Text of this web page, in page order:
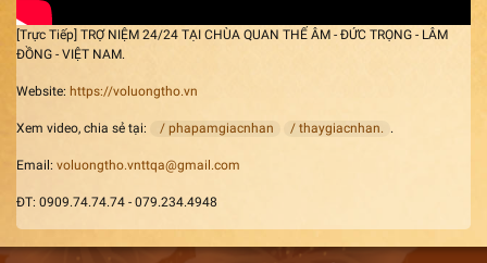
[Trực Tiếp] TRỢ NIỆM 24/24 TẠI CHÙA QUAN THẾ ÂM - ĐỨC TRỌNG - LÂM
ĐỒNG - VIỆT NAM.
Website: https://voluongtho.vn
Xem video, chia sẻ tại: / phapamgiacnhan / thaygiacnhan. .
Email: voluongtho.vnttqa@gmail.com
ĐT: 0909.74.74.74 - 079.234.4948